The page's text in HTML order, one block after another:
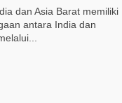
dan Asia Barat memiliki
antara India dan